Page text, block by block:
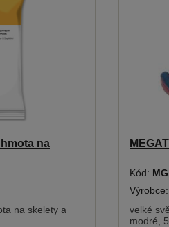
na
na skelety a
Kód:
Výrobce:
velké
modré,